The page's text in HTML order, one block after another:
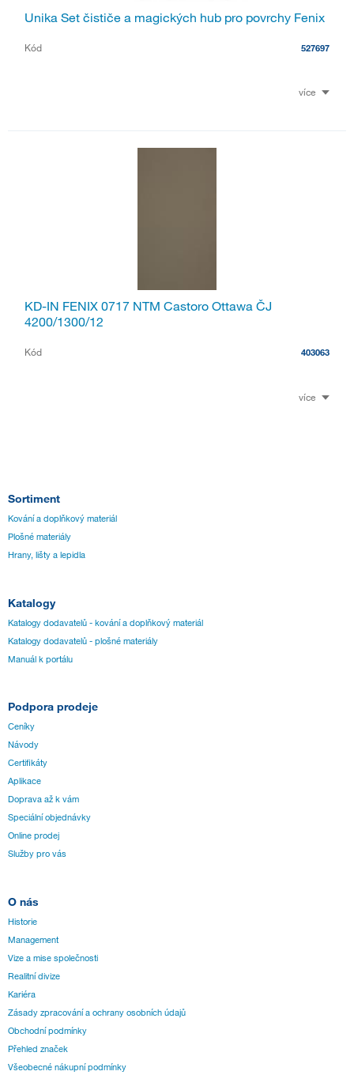
Unika Set čističe a magických hub pro povrchy Fenix
Kód 527697
více
KD-IN FENIX 0717 NTM Castoro Ottawa ČJ
4200/1300/12
Kód 403063
více
Sortiment
Kování a doplňkový materiál
Plošné materiály
Hrany, lišty a lepidla
Katalogy
Katalogy dodavatelů - kování a doplňkový materiál
Katalogy dodavatelů - plošné materiály
Manuál k portálu
Podpora prodeje
Ceníky
Návody
Certifikáty
Aplikace
Doprava až k vám
Speciální objednávky
Online prodej
Služby pro vás
O nás
Historie
Management
Vize a mise společnosti
Realitní divize
Kariéra
Zásady zpracování a ochrany osobních údajů
Obchodní podmínky
Přehled značek
Všeobecné nákupní podmínky